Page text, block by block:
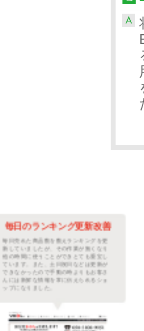
毎日のランキング更新改善
毎日売れた商品数を数えランキングを更
新していましたが、その作業が無くなり
他の時間に使うことができとても重宝し
ています。また、土日祝日などは更新が
できなかったので手動の時よりもお客さ
んには新鮮な情報を常に伝えられるショ
ップになりました。